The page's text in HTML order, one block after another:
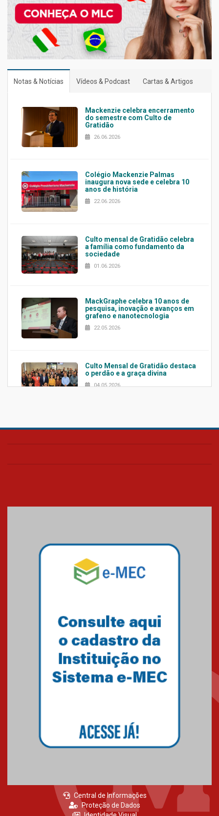
Notas & Notícias Vídeos & Podcast Cartas & Artigos
Mackenzie celebra encerramento
do semestre com Culto de
Gratidão
26.06.2026
Colégio Mackenzie Palmas
inaugura nova sede e celebra 10
anos de história
22.06.2026
Culto mensal de Gratidão celebra
a família como fundamento da
sociedade
01.06.2026
MackGraphe celebra 10 anos de
pesquisa, inovação e avanços em
grafeno e nanotecnologia
22.05.2026
Culto Mensal de Gratidão destaca
o perdão e a graça divina
04.05.2026
Confira como foi o culto mensal
Mackenzie mobiliza campanha
solidária para apoiar famílias em
Minas Gerais
Primeiro culto do ano ressalta o
27.02.2026
Central de Informações
Proteção de Dados